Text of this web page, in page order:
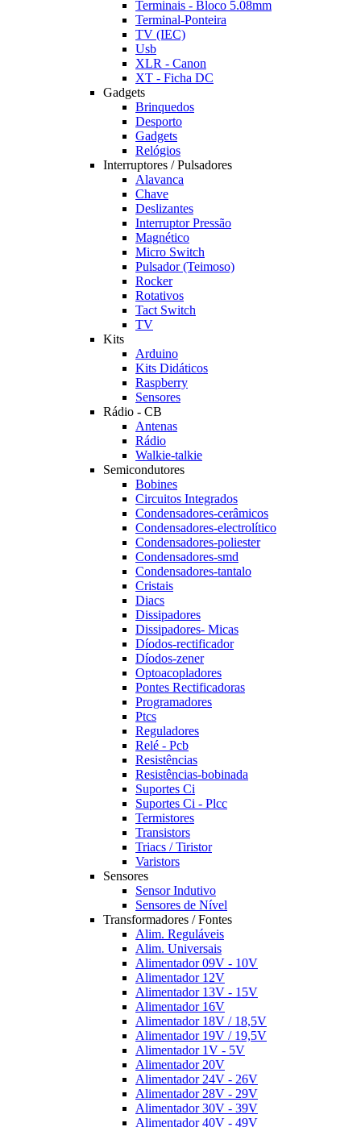
Terminais - Bloco 5.08mm
Terminal-Ponteira
TV (IEC)
Usb
XLR - Canon
XT - Ficha DC
Gadgets
Brinquedos
Desporto
Gadgets
Relógios
Interruptores / Pulsadores
Alavanca
Chave
Deslizantes
Interruptor Pressão
Magnético
Micro Switch
Pulsador (Teimoso)
Rocker
Rotativos
Tact Switch
TV
Kits
Arduino
Kits Didáticos
Raspberry
Sensores
Rádio - CB
Antenas
Rádio
Walkie-talkie
Semicondutores
Bobines
Circuitos Integrados
Condensadores-cerâmicos
Condensadores-electrolítico
Condensadores-poliester
Condensadores-smd
Condensadores-tantalo
Cristais
Diacs
Dissipadores
Dissipadores- Micas
Díodos-rectificador
Díodos-zener
Optoacopladores
Pontes Rectificadoras
Programadores
Ptcs
Reguladores
Relé - Pcb
Resistências
Resistências-bobinada
Suportes Ci
Suportes Ci - Plcc
Termistores
Transistors
Triacs / Tiristor
Varistors
Sensores
Sensor Indutivo
Sensores de Nível
Transformadores / Fontes
Alim. Reguláveis
Alim. Universais
Alimentador 09V - 10V
Alimentador 12V
Alimentador 13V - 15V
Alimentador 16V
Alimentador 18V / 18,5V
Alimentador 19V / 19,5V
Alimentador 1V - 5V
Alimentador 20V
Alimentador 24V - 26V
Alimentador 28V - 29V
Alimentador 30V - 39V
Alimentador 40V - 49V